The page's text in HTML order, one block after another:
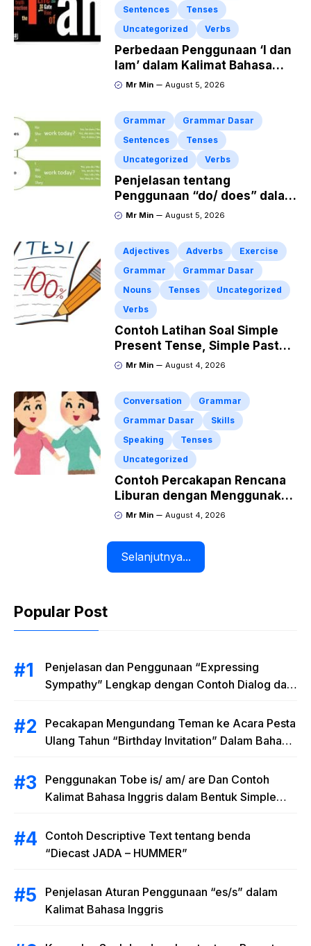
Sentences
Tenses
Uncategorized
Verbs
Perbedaan Penggunaan ‘I dan
Iam’ dalam Kalimat Bahasa
Inggris
Mr Min August 5, 2026
Grammar
Grammar Dasar
Sentences
Tenses
Uncategorized
Verbs
Penjelasan tentang
Penggunaan “do/ does” dalam
Kalimat Simple Present Tense
Mr Min August 5, 2026
Adjectives Adverbs
Exercise
Grammar
Grammar Dasar
Nouns
Tenses
Uncategorized
Verbs
Contoh Latihan Soal Simple
Present Tense, Simple Past
Tense dan Simple Future
Pembahasan
Mr Min August 4, 2026
Conversation
Grammar
Grammar Dasar
Skills
Speaking
Tenses
Uncategorized
Contoh Percakapan Rencana
Liburan dengan Menggunakan
Kalimat Simple Future Tense
Mr Min August 4, 2026
Selanjutnya...
Popular Post
Penjelasan dan Penggunaan “Expressing
Sympathy” Lengkap dengan Contoh Dialog dan
Pecakapan Mengundang Teman ke Acara Pesta
Ulang Tahun “Birthday Invitation” Dalam Bahasa
Penggunakan Tobe is/ am/ are Dan Contoh
Kalimat Bahasa Inggris dalam Bentuk Simple
Contoh Descriptive Text tentang benda
“Diecast JADA – HUMMER”
Penjelasan Aturan Penggunaan “es/s” dalam
Kalimat Bahasa Inggris